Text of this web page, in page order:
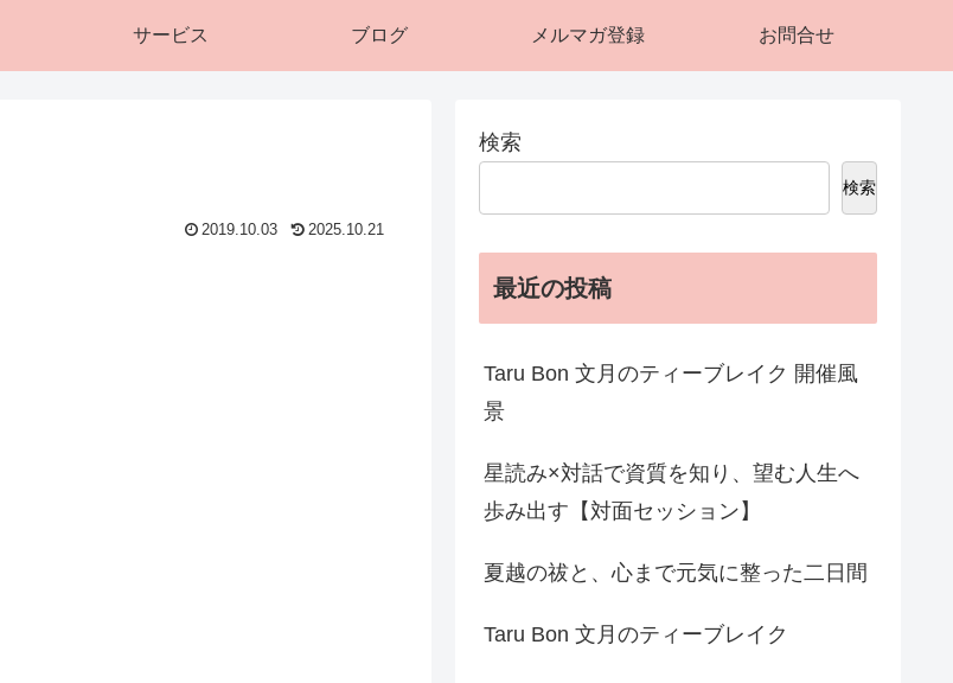
サービス ブログ メルマガ登録 お問合せ
2019.10.03 2025.10.21
検索
検索
最近の投稿
Taru Bon 文月のティーブレイク 開催風
景
星読み×対話で資質を知り、望む人生へ
歩み出す【対面セッション】
夏越の祓と、心まで元気に整った二日間
Taru Bon 文月のティーブレイク